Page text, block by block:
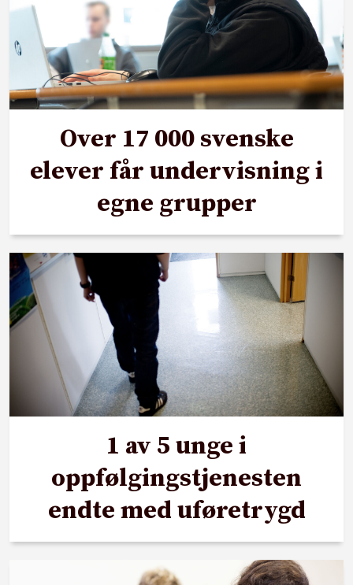
Over 17 000 svenske
elever får undervisning i
egne grupper
1 av 5 unge i
oppfølgingstjenesten
endte med uføretrygd